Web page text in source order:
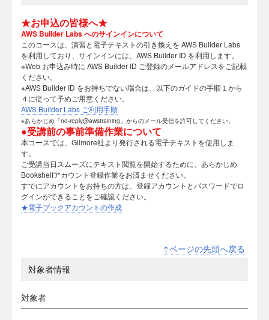
★お申込の皆様へ★
AWS Builder Labs へのサインインについて
このコースは、演習と電子テキストの引き換えを AWS Builder Labs
を利用しており、サインインには、AWS Builder ID を利用します。
※Web お申込み時に AWS Builder ID ご登録のメールアドレスをご記載
ください。
※AWS Builder ID をお持ちでない場合は、以下のガイドの手順１から
４に従って予めご用意ください。
AWS Builder Labs ご利用手順
※あらかじめ「no-reply@awstraining」からのメール受信を許可してください。
●受講前の事前準備作業について
本コースでは、Gilmore社より発行される電子テキストを使用しま
す。
ご受講当日スムーズにテキスト閲覧を開始するために、あらかじめ
Bookshelfアカウント登録作業をお済ませください。
すでにアカウントをお持ちの方は、登録アカウントとパスワードでロ
グインができることをご確認ください。
★電子ブックアカウントの作成
↑ページの先頭へ戻る
対象者情報
対象者